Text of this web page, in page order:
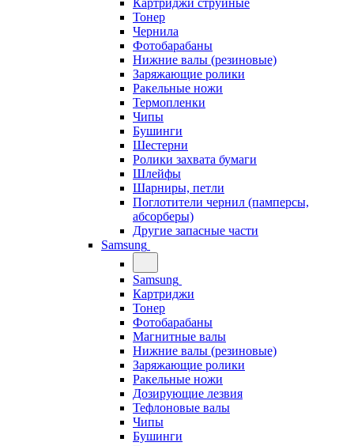
Картриджи струйные
Тонер
Чернила
Фотобарабаны
Нижние валы (резиновые)
Заряжающие ролики
Ракельные ножи
Термопленки
Чипы
Бушинги
Шестерни
Ролики захвата бумаги
Шлейфы
Шарниры, петли
Поглотители чернил (памперсы,
абсорберы)
Другие запасные части
Samsung
Samsung
Картриджи
Тонер
Фотобарабаны
Магнитные валы
Нижние валы (резиновые)
Заряжающие ролики
Ракельные ножи
Дозирующие лезвия
Тефлоновые валы
Чипы
Бушинги